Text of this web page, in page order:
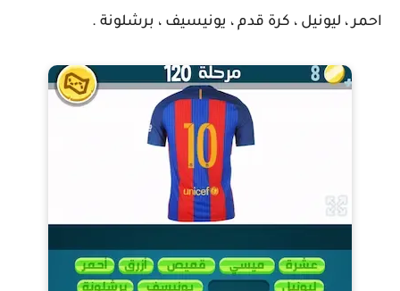
احمر ، ليونيل ، كرة قدم ، يونيسيف ، برشلونة .